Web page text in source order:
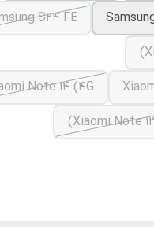
S24 FE
Note 14 (4G)
Xiaomi Note